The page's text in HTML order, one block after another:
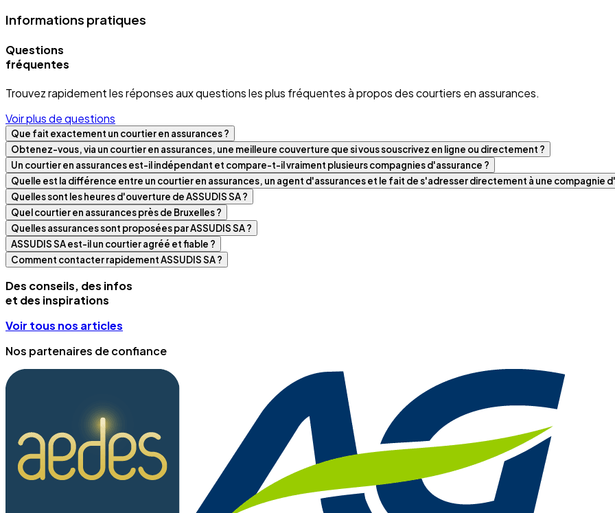
Informations pratiques
Questions
fréquentes
Trouvez rapidement les réponses aux questions les plus fréquentes à propos des courtiers en assurances.
Voir plus de questions
Que fait exactement un courtier en assurances ?
Obtenez-vous, via un courtier en assurances, une meilleure couverture que si vous souscrivez en ligne ou directement ?
Un courtier en assurances est-il indépendant et compare-t-il vraiment plusieurs compagnies d'assurance ?
Quelle est la différence entre un courtier en assurances, un agent d'assurances et le fait de s'adresser directement à une compagnie
Quelles sont les heures d'ouverture de ASSUDIS SA ?
Quel courtier en assurances près de Bruxelles ?
Quelles assurances sont proposées par ASSUDIS SA ?
ASSUDIS SA est-il un courtier agréé et fiable ?
Comment contacter rapidement ASSUDIS SA ?
Des conseils, des infos
et des inspirations
Voir tous nos articles
Nos partenaires de confiance